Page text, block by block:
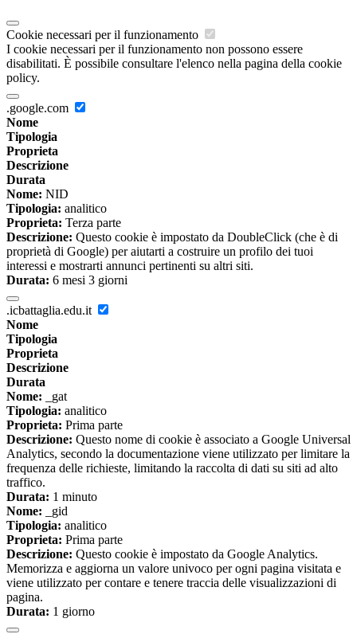
Cookie necessari per il funzionamento
I cookie necessari per il funzionamento non possono essere
disabilitati. È possibile consultare l'elenco nella pagina della cookie
policy.
.google.com
Nome
Tipologia
Proprieta
Descrizione
Durata
Nome: NID
Tipologia: analitico
Proprieta: Terza parte
Descrizione: Questo cookie è impostato da DoubleClick (che è di
proprietà di Google) per aiutarti a costruire un profilo dei tuoi
interessi e mostrarti annunci pertinenti su altri siti.
Durata: 6 mesi 3 giorni
.icbattaglia.edu.it
Nome
Tipologia
Proprieta
Descrizione
Durata
Nome: _gat
Tipologia: analitico
Proprieta: Prima parte
Descrizione: Questo nome di cookie è associato a Google Universal
Analytics, secondo la documentazione viene utilizzato per limitare la
frequenza delle richieste, limitando la raccolta di dati su siti ad alto
traffico.
Durata: 1 minuto
Nome: _gid
Tipologia: analitico
Proprieta: Prima parte
Descrizione: Questo cookie è impostato da Google Analytics.
Memorizza e aggiorna un valore univoco per ogni pagina visitata e
viene utilizzato per contare e tenere traccia delle visualizzazioni di
pagina.
Durata: 1 giorno